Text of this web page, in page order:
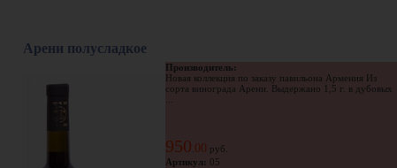
Арени полусладкое
Производитель:
Новая коллекция по заказу павильона Армения Из
сорта винограда Арени. Выдержано 1,5 г. в дубовых
950 00 руб.
Артикул: 05